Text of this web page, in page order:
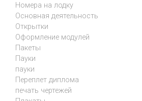
Номера на лодку
Основная деятельность
Открытки
Оформление модулей
Пакеты
Пауки
пауки
Переплет диплома
печать чертежей